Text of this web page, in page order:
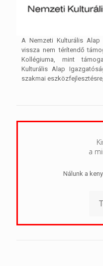
A Nemzeti Kulturális
vissza nem térítendő
Kollégiuma, mint
Kulturális Alap
szakmai
a
Nálunk a